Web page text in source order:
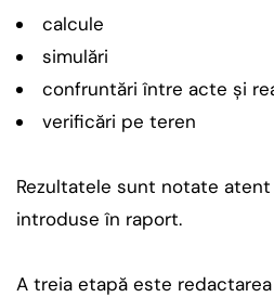
calcule
simulări
confruntări între acte și
verificări pe teren
Rezultatele sunt notate
introduse în raport.
A treia etapă este